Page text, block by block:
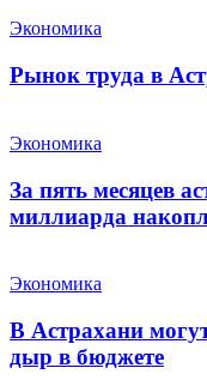
Экономика
Рынок труда в
Экономика
За пять месяцев
миллиарда
Экономика
В Астрахани
дыр в бюджете